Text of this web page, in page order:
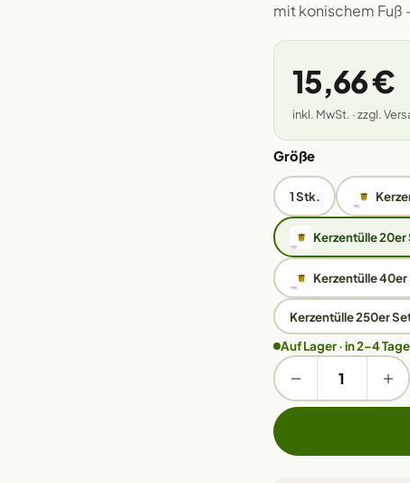
mit konischem Fuß
15,66 €
inkl. MwSt. · zzgl.
Größe
1 Stk.
Kerzentülle 20er
Kerzentülle 40er
Kerzentülle 250er
Auf Lager · in 2–4